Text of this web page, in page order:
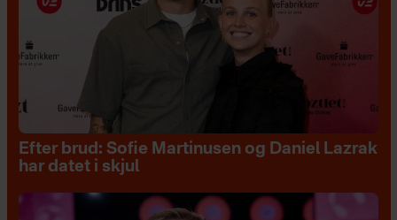
Efter brud: Sofie Martinusen og Daniel Lazrak
har datet i skjul